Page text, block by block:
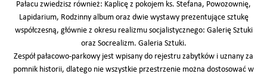
Pałacu zwiedzisz również: Kaplicę z pokojem ks. Stefana, Powozownię,
Lapidarium, Rodzinny album oraz dwie wystawy prezentujące sztukę
współczesną, głównie z okresu realizmu socjalistycznego: Galerię Sztuki
oraz Socrealizm. Galeria Sztuki.
Zespół pałacowo-parkowy jest wpisany do rejestru zabytków i uznany za
pomnik historii, dlatego nie wszystkie przestrzenie można dostosować w